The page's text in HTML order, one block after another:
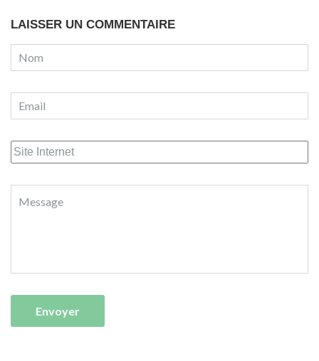
LAISSER UN COMMENTAIRE